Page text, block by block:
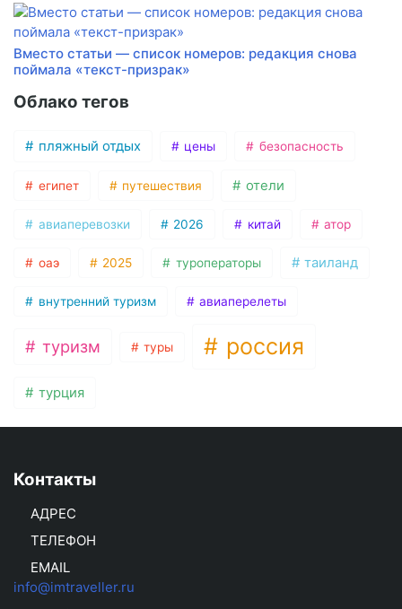
Вместо статьи — список номеров: редакция снова
поймала «текст-призрак»
Облако тегов
пляжный отдых цены безопасность
египет путешествия отели
авиаперевозки 2026 китай атор
оаэ 2025 туроператоры таиланд
внутренний туризм авиаперелеты
туризм туры россия
турция
Контакты
АДРЕС
ТЕЛЕФОН
EMAIL
info@imtraveller.ru